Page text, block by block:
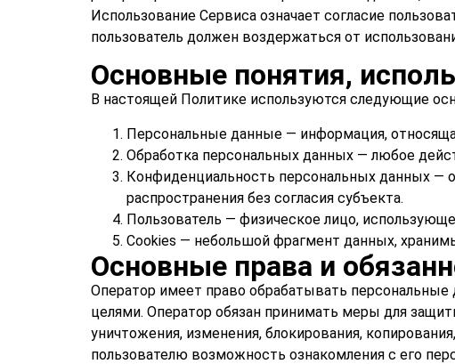
Использование Сервиса означает согласие
пользователь должен воздержаться от
Основные понятия,
В настоящей Политике используются следующие
Персональные данные — информация,
Обработка персональных данных — любое
Конфиденциальность персональных данных —
распространения без согласия субъекта.
Пользователь — физическое лицо,
Cookies — небольшой фрагмент данных,
Основные права и
Оператор имеет право обрабатывать
целями. Оператор обязан принимать меры для
уничтожения, изменения, блокирования,
пользователю возможность ознакомления с его